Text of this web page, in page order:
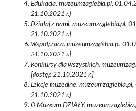
Edukacja. muzeumzaglebia.pl,
21.10.2021 r.]
Działaj z nami. muzeumzaglebia.pl,
21.10.2021 r.]
Współpraca. muzeumzaglebia.pl,
21.10.2021 r.]
Konkursy dla wszystkich.
[dostęp 21.10.2021 r.]
Lekcje muzealne.
21.10.2021 r.]
O Muzeum DZIAŁY.